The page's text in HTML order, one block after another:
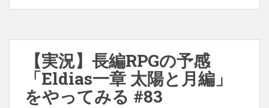
【実況】長編RPGの予感
「Eldias一章 太陽と月編」
をやってみる #83